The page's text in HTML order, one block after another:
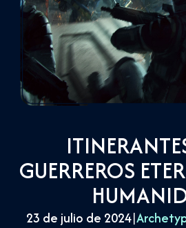
GUERREROS
23 de julio de 2024|